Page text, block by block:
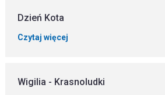
Dzień Kota
Czytaj więcej
Wigilia - Krasnoludki